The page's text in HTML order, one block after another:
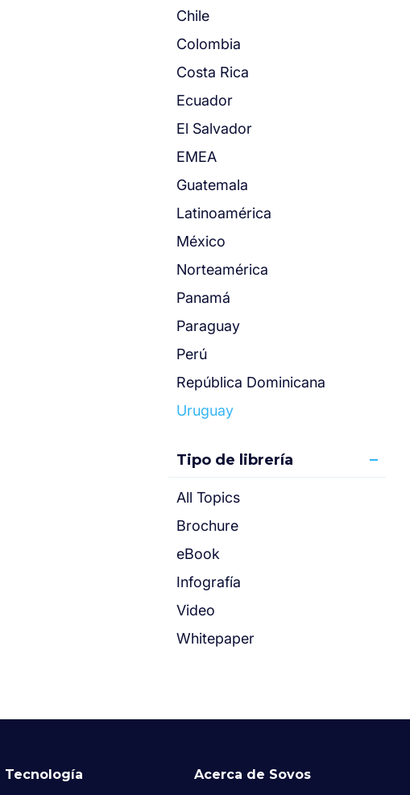
Chile
Colombia
Costa Rica
Ecuador
El Salvador
EMEA
Guatemala
Latinoamérica
México
Norteamérica
Panamá
Paraguay
Perú
República Dominicana
Uruguay
Tipo de librería
All Topics
Brochure
eBook
Infografía
Video
Whitepaper
Tecnología Acerca de Sovos